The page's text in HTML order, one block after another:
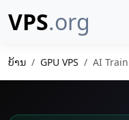
VPS.org
ບ້ານ GPU VPS AI